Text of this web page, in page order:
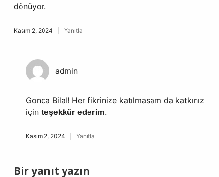
dönüyor.
Kasım 2, 2024 Yanıtla
admin
Gonca Bilal! Her fikrinize katılmasam da katkınız
için teşekkür ederim.
Kasım 2, 2024 Yanıtla
Bir yanıt yazın